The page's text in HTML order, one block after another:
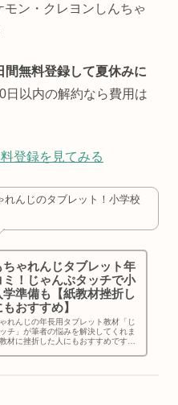
ン・クレヨンしんちゃ
無料登録して夏休みに
日以内の解約なら費用は
登録を見てみる
んじのタブレット！小学校
ちゃれんじタブレット年
ミ！じゃんぷタッチで小
学準備も【紙教材挫折し
おすすめ】
れんじの年長用タブレット教材「じ
チ」が筆者の悩みを解決してくれま
材に挫折した人にもおすすめです。